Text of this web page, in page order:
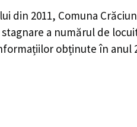
din 2011, Comuna
stagnare a numărul de
obținute în anul